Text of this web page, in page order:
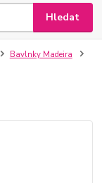
Hledat
Bavlnky Madeira